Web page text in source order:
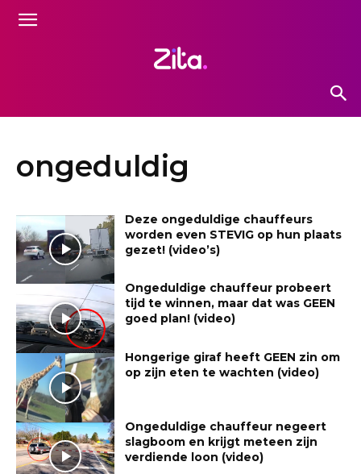
ongeduldig
Deze ongeduldige chauffeurs
worden even STEVIG op hun plaats
gezet! (video’s)
Ongeduldige chauffeur probeert
tijd te winnen, maar dat was GEEN
goed plan! (video)
Hongerige giraf heeft GEEN zin om
op zijn eten te wachten (video)
Ongeduldige chauffeur negeert
slagboom en krijgt meteen zijn
verdiende loon (video)